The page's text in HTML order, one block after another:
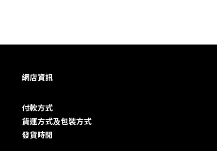
網店資訊
付款方式
貨運方式及包裝方式
發貨時閒